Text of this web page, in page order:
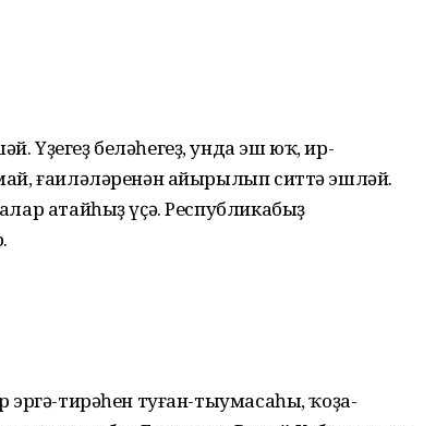
Үҙегеҙ беләһегеҙ, унда эш юҡ, ир-
ғаиләләренән айырылып ситтә эшләй.
атайһыҙ үҫә. Республикабыҙ
эргә-тирәһен туған-тыумасаһы, ҡоҙа-